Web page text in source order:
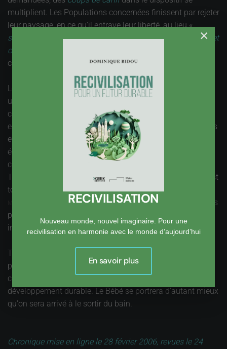
multiplient. Les Populations concernées finissent par rejeter
leur paysage, en ce qu'il entrave leur liberté, au lieu «
s'identifier avec les territoires et les villes où ils travaillent et
occupent leurs temps de loisir
convention européenne du paysage.
Le même discours peut être tenu au sujet de
une démarche européenne visant à créer un Réseau
cohérent et efficace de protection « des espèces et des
espaces ». La crainte des Réactions en chaîne, des Impacts
et autres effets collatéraux, conduit à des protections
élargies, avec des glacis, desno man's land
censés assurer le bon fonctionnement des protections.
Tout ça se négocie âprement, et l'Image de la protection est
tout aussi importante dans ces négociations que les
s précises de protection. Et là encore, le fait de ne pas
parvenir à cibler ces mesures conduit à des rejets, des
incompréhensions des dialogues de sourd.
Trop d'Impôt tue l'impôt, dit-on. Sans doute que trop de
protection tue aussi la protection. Le discernement, et la
confiance qui en résulte, figurent parmi les clés du
développement durable. Le Bébé se portrera d'autant mieux
qu'on sera arrivé à le sortir du bain.
Chronique mise en ligne le 28 février 2006, revues le 24
×
RECIVILISATION
Nouveau monde, nouvel imaginaire. Pour une
recivilisation en harmonie avec le monde d’aujourd’hui
En savoir plus